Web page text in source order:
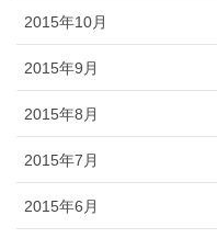
2015年10月
2015年9月
2015年8月
2015年7月
2015年6月